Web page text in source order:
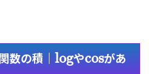
数の積｜ logやcosがあ